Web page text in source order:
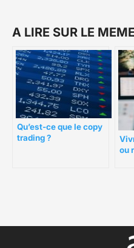
A LIRE SUR LE
Qu’est-ce que le copy
trading ?
ou